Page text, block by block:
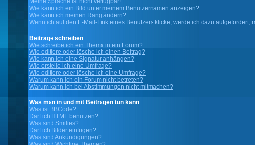
Meine Sprache ist nicht verfügbar!
Wie kann ich ein Bild unter meinem Benutzernamen anzeigen?
Wie kann ich meinen Rang ändern?
Wenn ich auf den E-Mail-Link eines Benutzers klicke, werde ich dazu aufgefordert,
Beiträge schreiben
Wie schreibe ich ein Thema in ein Forum?
Wie editiere oder lösche ich einen Beitrag?
Wie kann ich eine Signatur anhängen?
Wie erstelle ich eine Umfrage?
Wie editiere oder lösche ich eine Umfrage?
Warum kann ich ein Forum nicht betreten?
Warum kann ich bei Abstimmungen nicht mitmachen?
Was man in und mit Beiträgen tun kann
Was ist BBCode?
Darf ich HTML benutzen?
Was sind Smilies?
Darf ich Bilder einfügen?
Was sind Ankündigungen?